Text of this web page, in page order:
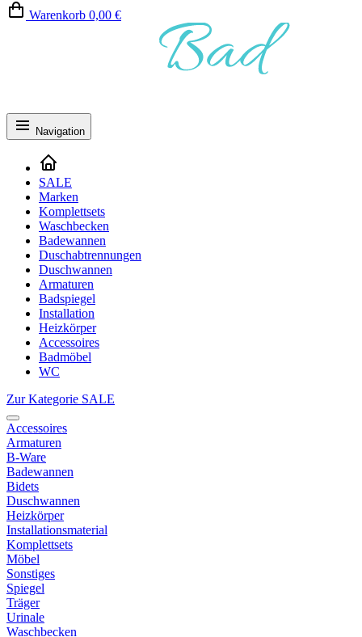
Warenkorb 0,00 €
Navigation
SALE
Marken
Komplettsets
Waschbecken
Badewannen
Duschabtrennungen
Duschwannen
Armaturen
Badspiegel
Installation
Heizkörper
Accessoires
Badmöbel
WC
Zur Kategorie SALE
Accessoires
Armaturen
B-Ware
Badewannen
Bidets
Duschwannen
Heizkörper
Installationsmaterial
Komplettsets
Möbel
Sonstiges
Spiegel
Träger
Urinale
Waschbecken